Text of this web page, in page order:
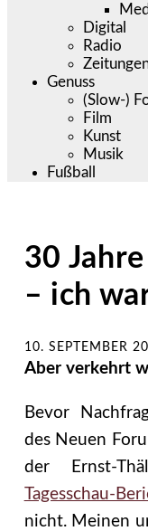
Digital
Radio
Genuss
(Slow-)
Film
Kunst
Musik
Fußball
30
– ich
10. SEPTEMBER
Aber verkehrt
Bevor
des Neuen
der Ernst-
Tagesschau-
nicht. Meinen